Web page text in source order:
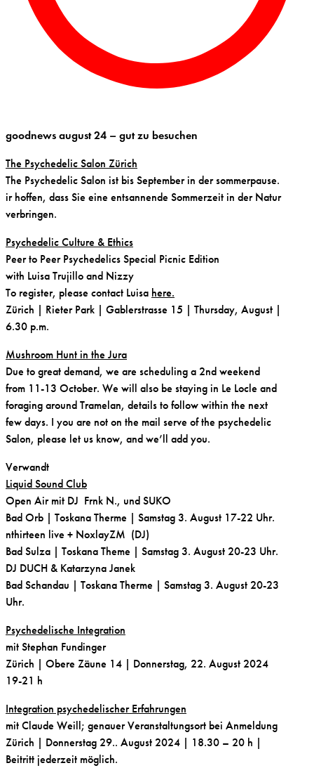
goodnews august 24 – gut zu besuchen
The Psychedelic Salon Zürich
The Psychedelic Salon ist bis September in der sommerpause.
ir hoffen, dass Sie eine entsannende Sommerzeit in der Natur
verbringen.
Psychedelic Culture & Ethics
Peer to Peer Psychedelics Special Picnic Edition
with Luisa Trujillo and Nizzy
To register, please contact Luisa here.
Zürich | Rieter Park | Gablerstrasse 15 | Thursday, August |
6.30 p.m.
Mushroom Hunt in the Jura
Due to great demand, we are scheduling a 2nd weekend
from 11-13 October. We will also be staying in Le Locle and
foraging around Tramelan, details to follow within the next
few days. I you are not on the mail serve of the psychedelic
Salon, please let us know, and we’ll add you.
Verwandt
Liquid Sound Club
Open Air mit DJ Frnk N., und SUKO
Bad Orb | Toskana Therme | Samstag 3. August 17-22 Uhr.
nthirteen live + NoxlayZM (DJ)
Bad Sulza | Toskana Theme | Samstag 3. August 20-23 Uhr.
DJ DUCH & Katarzyna Janek
Bad Schandau | Toskana Therme | Samstag 3. August 20-23
Uhr.
Psychedelische Integration
mit Stephan Fundinger
Zürich | Obere Zäune 14 | Donnerstag, 22. August 2024
19-21 h
Integration psychedelischer Erfahrungen
mit Claude Weill; genauer Veranstaltungsort bei Anmeldung
Zürich | Donnerstag 29.. August 2024 | 18.30 – 20 h |
Beitritt jederzeit möglich.